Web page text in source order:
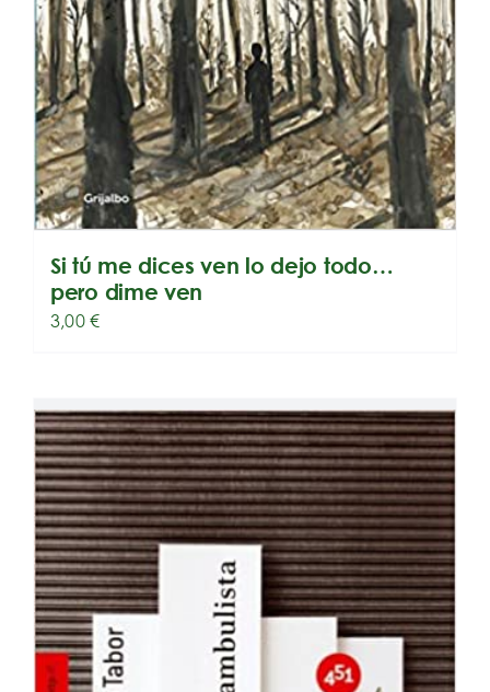
Si tú me dices ven lo dejo todo…
pero dime ven
3,00€